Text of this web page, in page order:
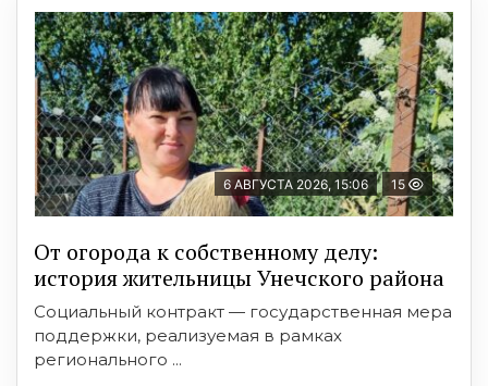
6 АВГУСТА 2026, 15:06 15
От огорода к собственному делу:
история жительницы Унечского района
Социальный контракт — государственная мера
поддержки, реализуемая в рамках
регионального ...